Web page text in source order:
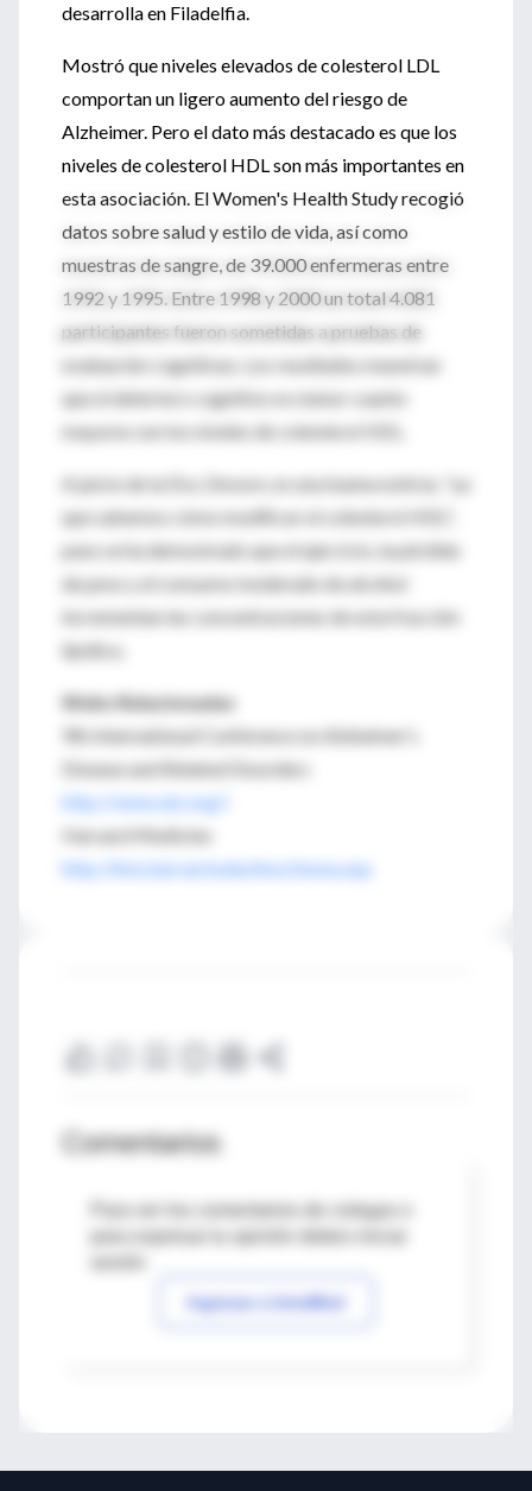
desarrolla en Filadelfia.
Mostró que niveles elevados de colesterol LDL
comportan un ligero aumento del riesgo de
Alzheimer. Pero el dato más destacado es que los
niveles de colesterol HDL son más importantes en
esta asociación. El Women's Health Study recogió
datos sobre salud y estilo de vida, así como
muestras de sangre, de 39.000 enfermeras entre
1992 y 1995. Entre 1998 y 2000 un total 4.081
participantes fueron sometidas a pruebas de
evaluación cognitivas. Los resultados muestran
que el deterioro cognitivo es menor cuanto
mayores son los niveles de colesterol HDL.
A juicio de la Dra. Devore, es una buena noticia, "ya
que sabemos cómo modificar el colesterol HDL",
pues se ha demostrado que el ejercicio, la pérdida
de peso y el consumo moderado de alcohol
incrementan las concentraciones de esta fracción
lipídica.
Webs Relacionadas
9th International Conference on Alzheimer’s
Disease and Related Disorders
http://www.alz.org/i
Harvard Medicine
http://hms.harvard.edu/hms/home.asp
Comentarios
Para ver los comentarios de colegas o
Ingresar a IntraMed